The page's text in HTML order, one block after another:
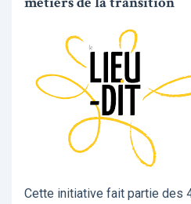
Cette initiative fait partie des